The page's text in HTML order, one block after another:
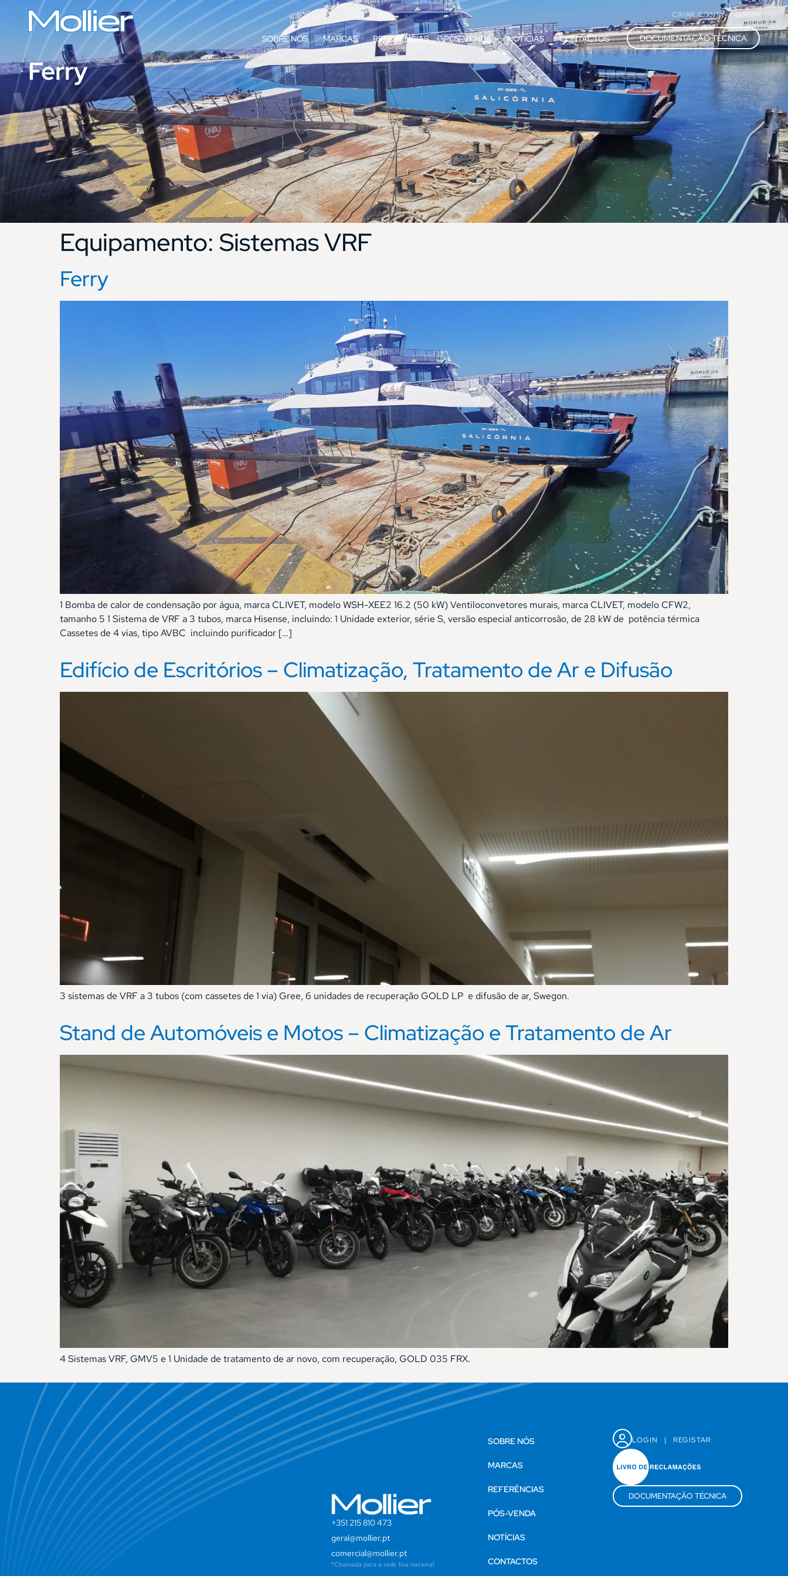
CRIAR CONTA LOGIN
SOBRE NÓS MARCAS REFERÊNCIAS PÓS-VENDA NOTÍCIAS CONTACTOS DOCUMENTAÇÃO TÉCNICA
Ferry
Equipamento: Sistemas VRF
Ferry
1 Bomba de calor de condensação por água, marca CLIVET, modelo WSH-XEE2 16.2 (50 kW) Ventiloconvetores murais, marca CLIVET, modelo CFW2,
tamanho 5 1 Sistema de VRF a 3 tubos, marca Hisense, incluindo: 1 Unidade exterior, série S, versão especial anticorrosão, de 28 kW de potência térmica
Cassetes de 4 vias, tipo AVBC incluindo purificador […]
Edifício de Escritórios – Climatização, Tratamento de Ar e Difusão
3 sistemas de VRF a 3 tubos (com cassetes de 1 via) Gree, 6 unidades de recuperação GOLD LP e difusão de ar, Swegon.
Stand de Automóveis e Motos – Climatização e Tratamento de Ar
4 Sistemas VRF, GMV5 e 1 Unidade de tratamento de ar novo, com recuperação, GOLD 035 FRX.
+351 215 810 473
geral@mollier.pt
comercial@mollier.pt
*Chamada para a rede fixa nacional
SOBRE NÓS
MARCAS
REFERÊNCIAS
PÓS-VENDA
NOTÍCIAS
CONTACTOS
LOGIN | REGISTAR
DOCUMENTAÇÃO TÉCNICA